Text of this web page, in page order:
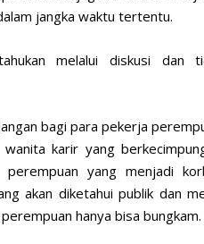
jangka waktu tertentu.
melalui diskusi dan
bagi para pekerja
karir yang
yang menjadi
akan diketahui publik dan
hanya bisa bungkam.